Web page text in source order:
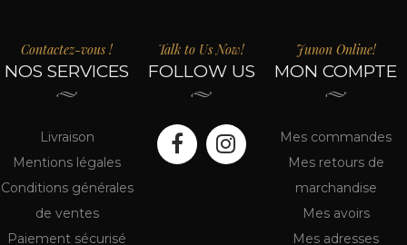
Contactez-vous !
NOS SERVICES
Livraison
Mentions légales
Conditions générales
de ventes
Paiement sécurisé
Talk to Us Now!
FOLLOW US
Junon Online!
MON COMPTE
Mes commandes
Mes retours de
marchandise
Mes avoirs
Mes adresses